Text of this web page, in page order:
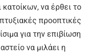
να έρθει το
προοπτικές
για την επιβίωση
να μιλάει η